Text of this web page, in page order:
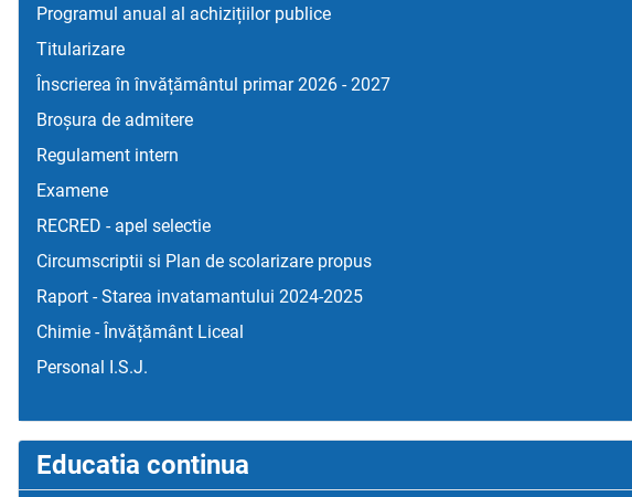
Programul anual al achizițiilor publice
Titularizare
Înscrierea în învățământul primar 2026 - 2027
Broșura de admitere
Regulament intern
Examene
RECRED - apel selectie
Circumscriptii si Plan de scolarizare propus
Raport - Starea invatamantului 2024-2025
Chimie - Învățământ Liceal
Personal I.S.J.
Educatia continua